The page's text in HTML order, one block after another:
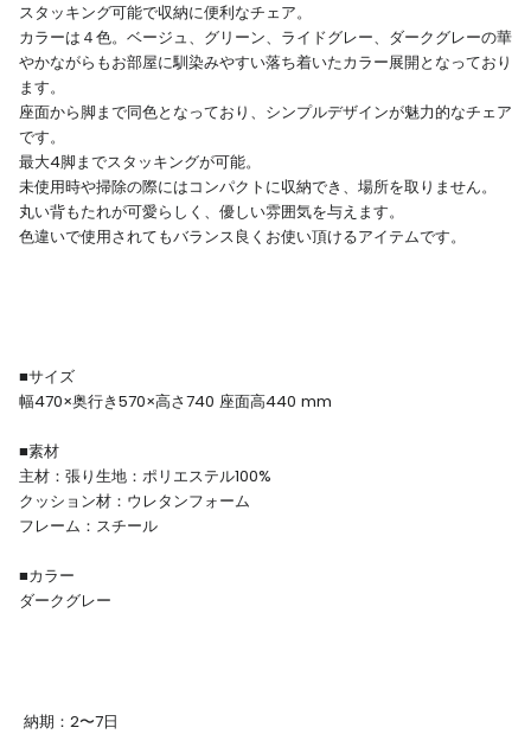
スタッキング可能で収納に便利なチェア。
カラーは４色。ベージュ、グリーン、ライドグレー、ダークグレーの華
やかながらもお部屋に馴染みやすい落ち着いたカラー展開となっており
ます。
座面から脚まで同色となっており、シンプルデザインが魅力的なチェア
です。
最大4脚までスタッキングが可能。
未使用時や掃除の際にはコンパクトに収納でき、場所を取りません。
丸い背もたれが可愛らしく、優しい雰囲気を与えます。
色違いで使用されてもバランス良くお使い頂けるアイテムです。
■サイズ
幅470×奥行き570×高さ740 座面高440 mm
■素材
主材：張り生地：ポリエステル100%
クッション材：ウレタンフォーム
フレーム：スチール
■カラー
ダークグレー
納期：2〜7日